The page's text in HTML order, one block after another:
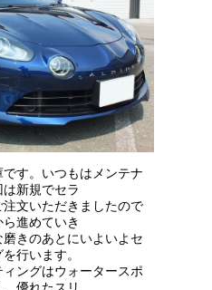
す。いつもはメンテナ
新規でセラ
文いただきましたので
進めていき
きのあとにいよいよセ
行います。
ングはウォータースポ